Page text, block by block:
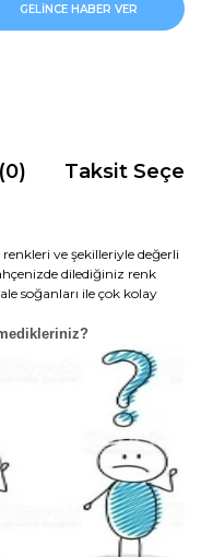
GELİNCE HABER VER
Taksit
renkleri ve şekilleriyle değerli
dilediğiniz renk
soğanları ile çok kolay